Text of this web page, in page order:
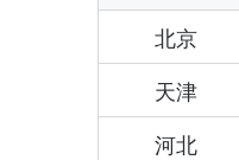
北京
天津
河北